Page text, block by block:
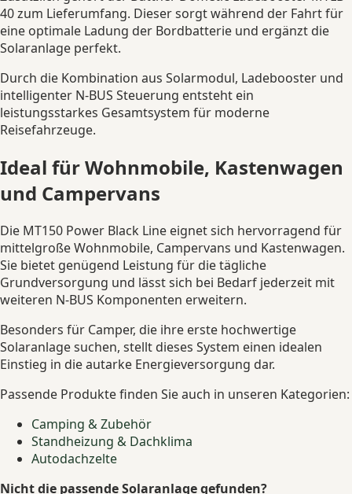
40 zum Lieferumfang. Dieser sorgt während der Fahrt für
eine optimale Ladung der Bordbatterie und ergänzt die
Solaranlage perfekt.
Durch die Kombination aus Solarmodul, Ladebooster und
intelligenter N-BUS Steuerung entsteht ein
leistungsstarkes Gesamtsystem für moderne
Reisefahrzeuge.
Ideal für Wohnmobile, Kastenwagen
und Campervans
Die MT150 Power Black Line eignet sich hervorragend für
mittelgroße Wohnmobile, Campervans und Kastenwagen.
Sie bietet genügend Leistung für die tägliche
Grundversorgung und lässt sich bei Bedarf jederzeit mit
weiteren N-BUS Komponenten erweitern.
Besonders für Camper, die ihre erste hochwertige
Solaranlage suchen, stellt dieses System einen idealen
Einstieg in die autarke Energieversorgung dar.
Passende Produkte finden Sie auch in unseren Kategorien:
Camping & Zubehör
Standheizung & Dachklima
Autodachzelte
Nicht die passende Solaranlage gefunden?